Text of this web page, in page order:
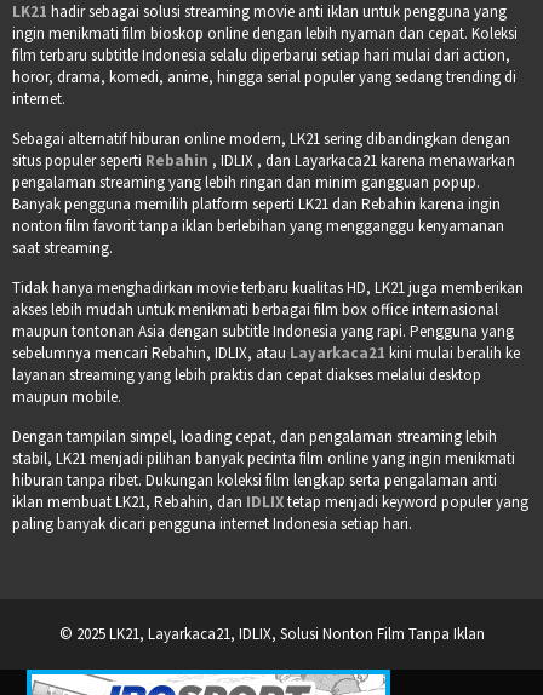
LK21 hadir sebagai solusi streaming movie anti iklan untuk pengguna yang
ingin menikmati film bioskop online dengan lebih nyaman dan cepat. Koleksi
film terbaru subtitle Indonesia selalu diperbarui setiap hari mulai dari action,
horor, drama, komedi, anime, hingga serial populer yang sedang trending di
internet.
Sebagai alternatif hiburan online modern, LK21 sering dibandingkan dengan
situs populer seperti Rebahin , IDLIX , dan Layarkaca21 karena menawarkan
pengalaman streaming yang lebih ringan dan minim gangguan popup.
Banyak pengguna memilih platform seperti LK21 dan Rebahin karena ingin
nonton film favorit tanpa iklan berlebihan yang mengganggu kenyamanan
saat streaming.
Tidak hanya menghadirkan movie terbaru kualitas HD, LK21 juga memberikan
akses lebih mudah untuk menikmati berbagai film box office internasional
maupun tontonan Asia dengan subtitle Indonesia yang rapi. Pengguna yang
sebelumnya mencari Rebahin, IDLIX, atau Layarkaca21 kini mulai beralih ke
layanan streaming yang lebih praktis dan cepat diakses melalui desktop
maupun mobile.
Dengan tampilan simpel, loading cepat, dan pengalaman streaming lebih
stabil, LK21 menjadi pilihan banyak pecinta film online yang ingin menikmati
hiburan tanpa ribet. Dukungan koleksi film lengkap serta pengalaman anti
iklan membuat LK21, Rebahin, dan IDLIXtetap menjadi keyword populer yang
paling banyak dicari pengguna internet Indonesia setiap hari.
© 2025 LK21, Layarkaca21, IDLIX, Solusi Nonton Film Tanpa Iklan